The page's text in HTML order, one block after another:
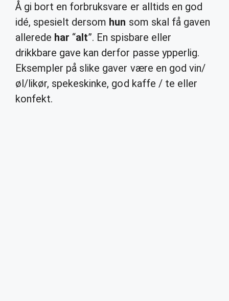
Å gi bort en forbruksvare er alltids en god
idé, spesielt dersom hun som skal få gaven
allerede har “alt”. En spisbare eller
drikkbare gave kan derfor passe ypperlig.
Eksempler på slike gaver være en god vin/
øl/likør, spekeskinke, god kaffe / te eller
konfekt.